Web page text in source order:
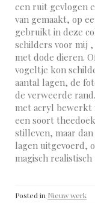
een ruit gevlogen
van gemaakt, op
gebruikt in deze
schilders voor mij
met dode dieren.
vogeltje kon
aantal lagen, de
de verweerde
met acryl bewerkt
een soort
stilleven, maar
lagen uitgevoerd,
magisch
Posted in Nieuw werk